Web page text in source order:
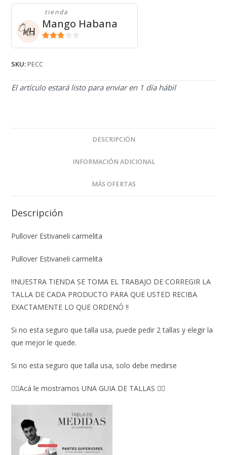
tienda
Mango Habana
SKU:PECC
El artículo estará listo para enviar en 1 día hábil
DESCRIPCIÓN
INFORMACIÓN ADICIONAL
MÁS OFERTAS
Descripción
Pullover Estivaneli carmelita
Pullover Estivaneli carmelita
‼️NUESTRA TIENDA SE TOMA EL TRABAJO DE CORREGIR LA
TALLA DE CADA PRODUCTO PARA QUE USTED RECIBA
EXACTAMENTE LO QUE ORDENÓ ‼️
Si no esta seguro que talla usa, puede pedir 2 tallas y elegir la
que mejor le quede.
Si no esta seguro que talla usa, solo debe medirse
👇🏼Acá le mostramos UNA GUIA DE TALLAS 👇🏻